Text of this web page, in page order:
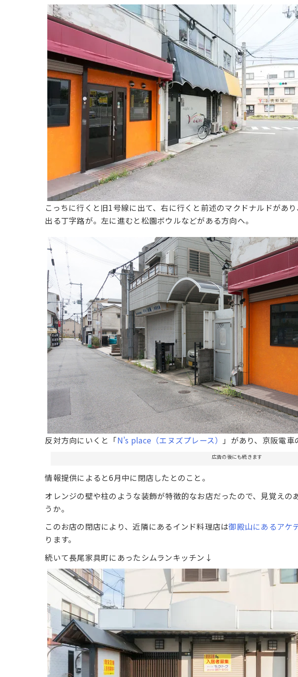
こっちに行くと旧1号線に出て、右に行くと前述のマクドナルドがあ
出る丁字路が。左に進むと松園ボウルなどがある方向へ。
反対方向にいくと「N’s place（エヌズプレース） 」があり、京阪電車
広告の後にも続きます
情報提供によると6月中に閉店したとのこと。
オレンジの壁や柱のような装飾が特徴的なお店だったので、見覚えの
うか。
このお店の閉店により、近隣にあるインド料理店は御殿山にあるアケ
ります。
続いて長尾家具町にあったシムランキッチン↓